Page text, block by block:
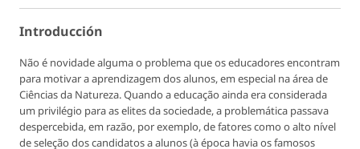
Introducción
Não é novidade alguma o problema que os educadores encontram
para motivar a aprendizagem dos alunos, em especial na área de
Ciências da Natureza. Quando a educação ainda era considerada
um privilégio para as elites da sociedade, a problemática passava
despercebida, em razão, por exemplo, de fatores como o alto nível
de seleção dos candidatos a alunos (à época havia os famosos